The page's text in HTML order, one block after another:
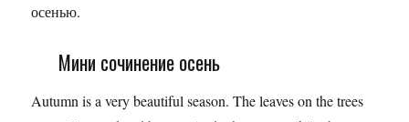
осенью.
Мини сочинение осень
Autumn is a very beautiful season. The leaves on the trees